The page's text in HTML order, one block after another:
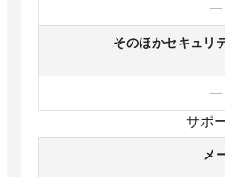
—
そのほかセキュリ
—
サポ
メ